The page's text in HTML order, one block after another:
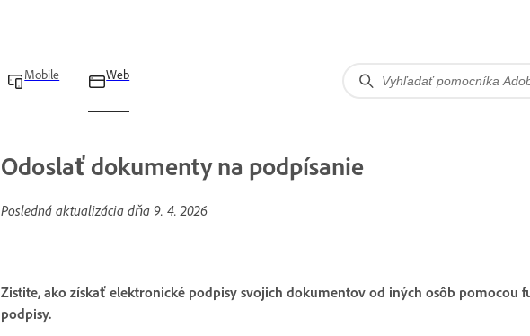
Mobile Web
Odoslať dokumenty na podpísanie
Posledná aktualizácia dňa 9. 4. 2026
Zistite, ako získať elektronické podpisy svojich dokumentov od iných osôb pomocou
podpisy.